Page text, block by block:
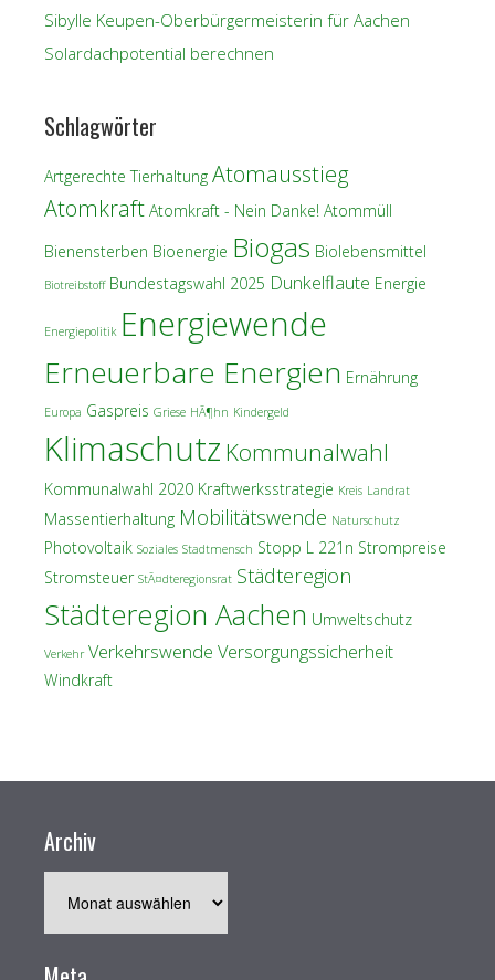
Sibylle Keupen-Oberbürgermeisterin für Aachen
Solardachpotential berechnen
Schlagwörter
Artgerechte Tierhaltung Atomausstieg
Atomkraft Atomkraft - Nein Danke! Atommüll
Bienensterben Bioenergie Biogas Biolebensmittel
Biotreibstoff Bundestagswahl 2025 Dunkelflaute Energie
Energiepolitik Energiewende
Erneuerbare Energien Ernährung
Europa Gaspreis Griese HÃ¶hn Kindergeld
Klimaschutz Kommunalwahl
Kommunalwahl 2020 Kraftwerksstrategie Kreis Landrat
Massentierhaltung Mobilitätswende Naturschutz
Photovoltaik Soziales Stadtmensch Stopp L 221n Strompreise
Stromsteuer StÃ¤dteregionsrat Städteregion
Städteregion Aachen Umweltschutz
Verkehr Verkehrswende Versorgungssicherheit
Windkraft
Archiv